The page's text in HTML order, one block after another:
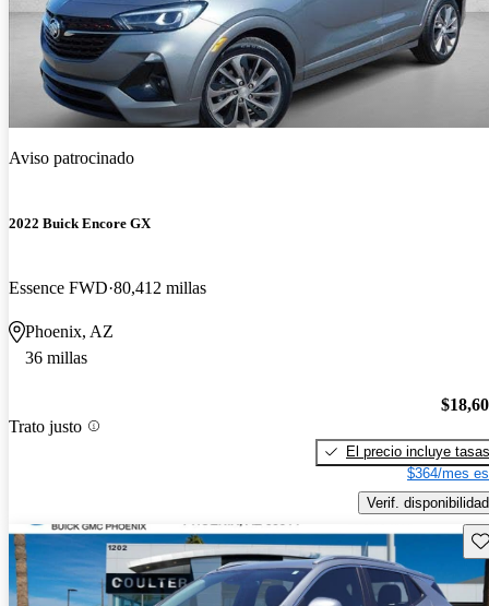
Aviso patrocinado
2022 Buick Encore GX
Essence FWD 80,412 millas
Phoenix, AZ
36 millas
Trato justo
El precio incluye tasas
$364/mes
Verif. disponibilidad